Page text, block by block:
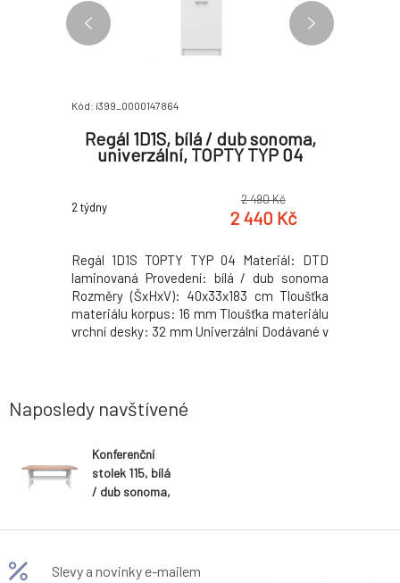
Kód: i399_0000147864
Regál 1D1S, bílá / dub sonoma,
univerzální, TOPTY TYP 04
2 týdny
2 490 Kč
2 440 Kč
Regál 1D1S TOPTY TYP 04 Materiál: DTD
laminovaná Provedení: bílá / dub sonoma
Rozměry (ŠxHxV): 40x33x183 cm Tloušťka
materiálu korpus: 16 mm Tloušťka materiálu
vrchní desky: 32 mm Univerzální Dodávané v
Naposledy navštívené
Konferenční
stolek 115, bílá
/ dub sonoma,
Slevy a novinky e-mailem